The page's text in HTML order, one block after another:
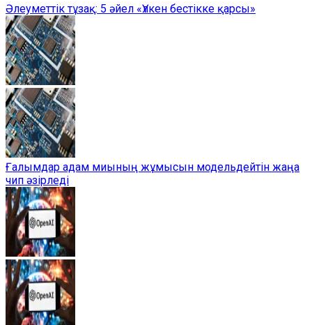
Әлеуметтік тұзақ: 5 әйел «Үлкен бестікке қарсы»
Ғалымдар адам миының жұмысын модельдейтін жаңа
чип әзірледі